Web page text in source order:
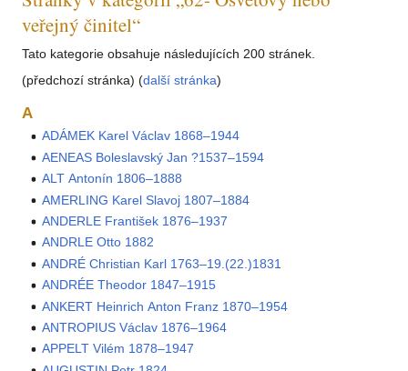
veřejný činitel“
Tato kategorie obsahuje následujících 200 stránek.
(předchozí stránka) (další stránka)
A
ADÁMEK Karel Václav 1868–1944
AENEAS Boleslavský Jan ?1537–1594
ALT Antonín 1806–1888
AMERLING Karel Slavoj 1807–1884
ANDERLE František 1876–1937
ANDRLE Otto 1882
ANDRÉ Christian Karl 1763–19.(22.)1831
ANDRÉE Theodor 1847–1915
ANKERT Heinrich Anton Franz 1870–1954
ANTROPIUS Václav 1876–1964
APPELT Vilém 1878–1947